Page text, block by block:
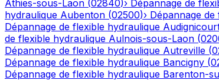
Athies-sous-Laon (02840)› Dépannage de
hydraulique Aubenton (02500)› Dépannage
Dépannage de flexible hydraulique
de flexible hydraulique Aulnois-sous-Laon (
Dépannage de flexible hydraulique Autreville (
Dépannage de flexible hydraulique Bancigny (
Dépannage de flexible hydraulique Barenton-